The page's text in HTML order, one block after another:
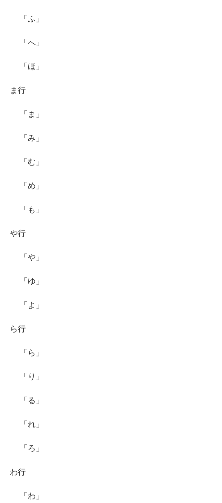
「ふ」
「へ」
「ほ」
ま行
「ま」
「み」
「む」
「め」
「も」
や行
「や」
「ゆ」
「よ」
ら行
「ら」
「り」
「る」
「れ」
「ろ」
わ行
「わ」